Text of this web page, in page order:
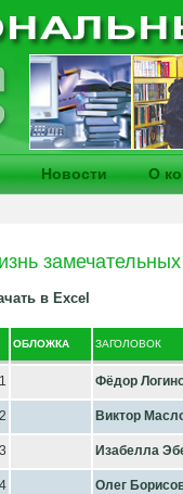
Новости О
в Excel
ОБЛОЖКА ЗАГОЛОВОК
Фёдор
Виктор
Изабелла
Олег